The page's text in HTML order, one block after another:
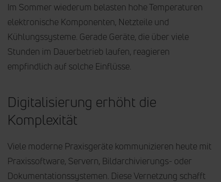
Im Sommer wiederum belasten hohe Temperaturen
elektronische Komponenten, Netzteile und
Kühlungssysteme. Gerade Geräte, die über viele
Stunden im Dauerbetrieb laufen, reagieren
empfindlich auf solche Einflüsse.
Digitalisierung erhöht die
Komplexität
Viele moderne Praxisgeräte kommunizieren heute mit
Praxissoftware, Servern, Bildarchivierungs- oder
Dokumentationssystemen. Diese Vernetzung schafft